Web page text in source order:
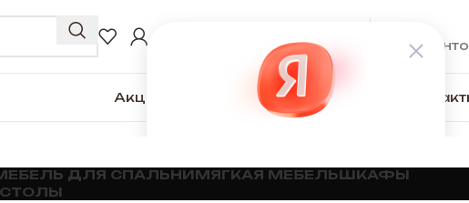
Акции Для покупателей О компании
ДЛЯ СПАЛЬНИМЯГКАЯ МЕБЕЛЬШКАФЫ